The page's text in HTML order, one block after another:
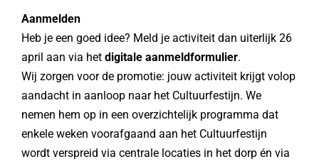
Aanmelden
Heb je een goed idee? Meld je activiteit dan uiterlijk 26
april aan via het digitale aanmeldformulier.
Wij zorgen voor de promotie: jouw activiteit krijgt volop
aandacht in aanloop naar het Cultuurfestijn. We
nemen hem op in een overzichtelijk programma dat
enkele weken voorafgaand aan het Cultuurfestijn
wordt verspreid via centrale locaties in het dorp én via